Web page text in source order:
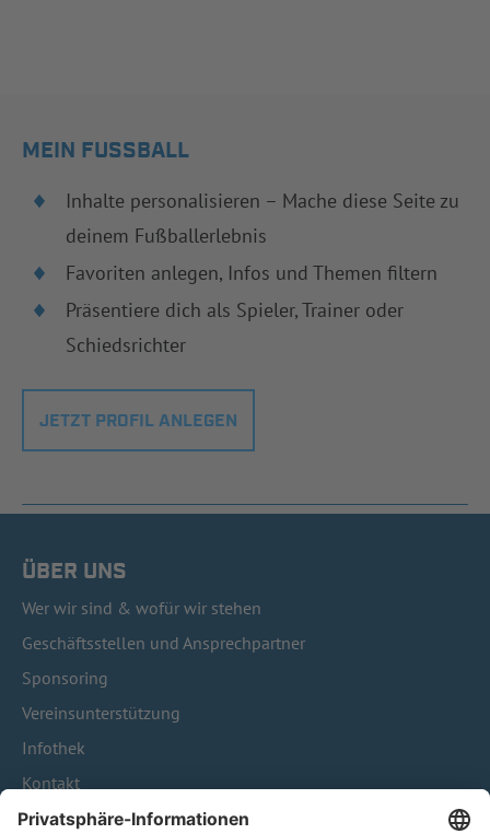
MEIN FUSSBALL
Inhalte personalisieren – Mache diese Seite zu
deinem Fußballerlebnis
Favoriten anlegen, Infos und Themen filtern
Präsentiere dich als Spieler, Trainer oder
Schiedsrichter
JETZT PROFIL ANLEGEN
ÜBER UNS
Wer wir sind & wofür wir stehen
Geschäftsstellen und Ansprechpartner
Sponsoring
Vereinsunterstützung
Infothek
Kontakt